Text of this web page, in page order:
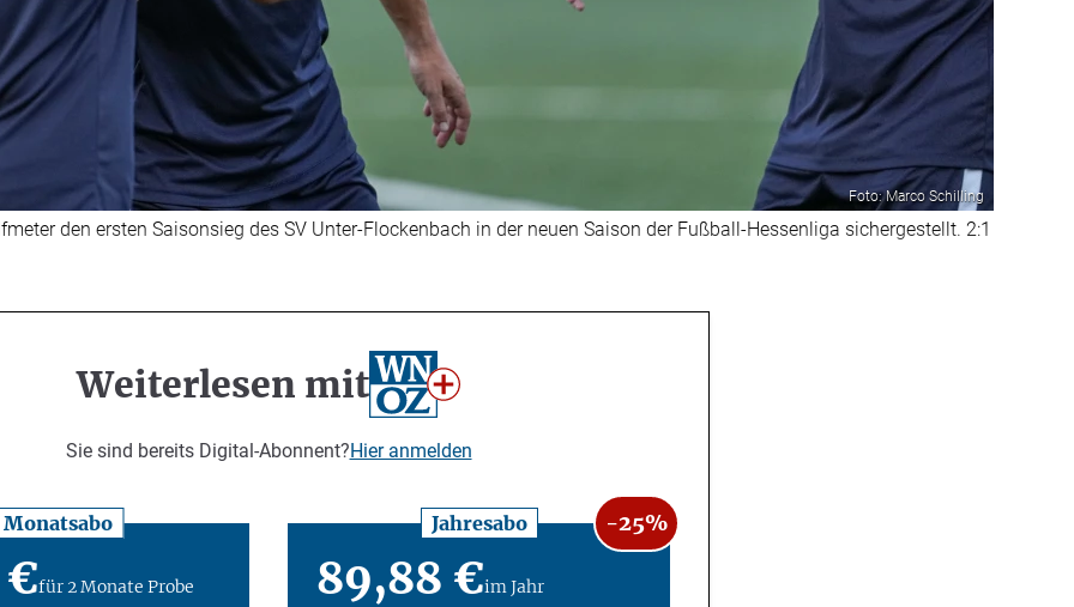
Foto: Marco Schilling
den ersten Saisonsieg des SV Unter-Flockenbach in der neuen Saison der Fußball-Hessenliga sichergestellt. 2:1
Weiterlesen mit
Sie sind bereits Digital-Abonnent?Hier anmelden
Monatsabo
für 2 Monate Probe
Jahresabo -25%
89,88 €im Jahr